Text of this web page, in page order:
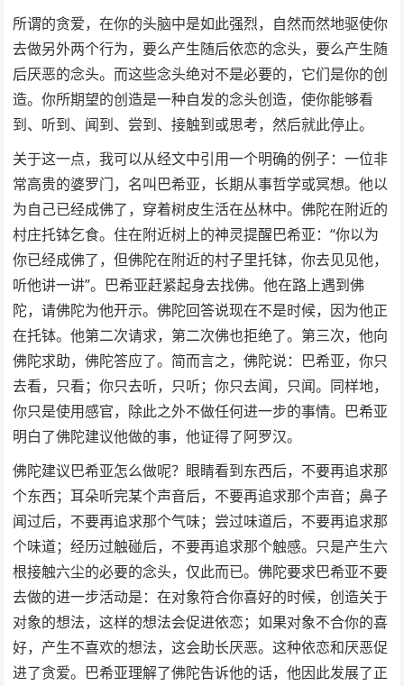
所谓的贪爱，在你的头脑中是如此强烈，自然而然地驱使你
去做另外两个行为，要么产生随后依恋的念头，要么产生随
后厌恶的念头。而这些念头绝对不是必要的，它们是你的创
造。你所期望的创造是一种自发的念头创造，使你能够看
到、听到、闻到、尝到、接触到或思考，然后就此停止。
关于这一点，我可以从经文中引用一个明确的例子：一位非
常高贵的婆罗门，名叫巴希亚，长期从事哲学或冥想。他以
为自己已经成佛了，穿着树皮生活在丛林中。佛陀在附近的
村庄托钵乞食。住在附近树上的神灵提醒巴希亚：“你以为
你已经成佛了，但佛陀在附近的村子里托钵，你去见见他，
听他讲一讲”。巴希亚赶紧起身去找佛。他在路上遇到佛
陀，请佛陀为他开示。佛陀回答说现在不是时候，因为他正
在托钵。他第二次请求，第二次佛也拒绝了。第三次，他向
佛陀求助，佛陀答应了。简而言之，佛陀说：巴希亚，你只
去看，只看；你只去听，只听；你只去闻，只闻。同样地，
你只是使用感官，除此之外不做任何进一步的事情。巴希亚
明白了佛陀建议他做的事，他证得了阿罗汉。
佛陀建议巴希亚怎么做呢？眼睛看到东西后，不要再追求那
个东西；耳朵听完某个声音后，不要再追求那个声音；鼻子
闻过后，不要再追求那个气味；尝过味道后，不要再追求那
个味道；经历过触碰后，不要再追求那个触感。只是产生六
根接触六尘的必要的念头，仅此而已。佛陀要求巴希亚不要
去做的进一步活动是：在对象符合你喜好的时候，创造关于
对象的想法，这样的想法会促进依恋；如果对象不合你的喜
好，产生不喜欢的想法，这会助长厌恶。这种依恋和厌恶促
进了贪爱。巴希亚理解了佛陀告诉他的话，他因此发展了正